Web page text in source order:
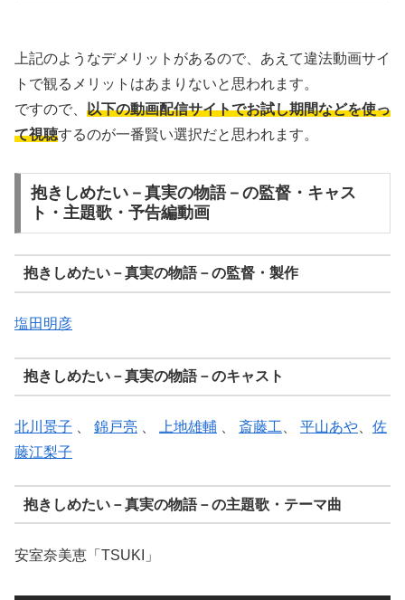
上記のようなデメリットがあるので、あえて違法動画サイ
トで観るメリットはあまりないと思われます。
ですので、 以下の動画配信サイトでお試し期間などを使っ
て視聴するのが一番賢い選択だと思われます。
抱きしめたい－真実の物語－の監督・キャス
ト・主題歌・予告編動画
抱きしめたい－真実の物語－の監督・製作
塩田明彦
抱きしめたい－真実の物語－のキャスト
北川景子 錦戸亮 上地雄輔 斎藤工 平山あや
佐
藤江梨子
抱きしめたい－真実の物語－の主題歌・テーマ曲
安室奈美恵「TSUKI」